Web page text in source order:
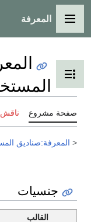
القائمة الرئيسية
المعرفة
تبديل عرض جدول
صفحة مشروع
< المعرفة:صناديق
جنسيات
القالب